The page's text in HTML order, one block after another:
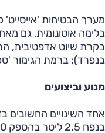
מערך הבטיחות 'אייסייט'
בלימה אוטונומית, גם
בקרת שיוט אדפטיבית,
בנפרד); ברמת הגימור
מנוע וביצועים
אחד השינויים החשובים